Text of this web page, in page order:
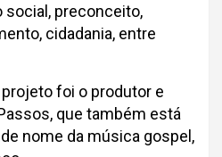
social, preconceito,
cidadania, entre
foi o produtor e
que também está
nome da música gospel,